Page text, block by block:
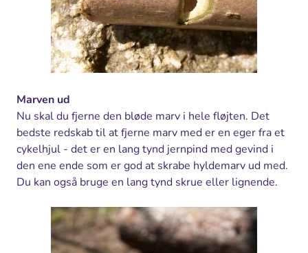
Marven ud
Nu skal du fjerne den bløde marv i hele fløjten. Det
bedste redskab til at fjerne marv med er en eger fra et
cykelhjul - det er en lang tynd jernpind med gevind i
den ene ende som er god at skrabe hyldemarv ud med.
Du kan også bruge en lang tynd skrue eller lignende.